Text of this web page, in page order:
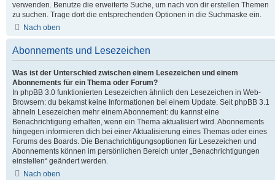
verwenden. Benutze die erweiterte Suche, um nach von dir erstellen Themen
zu suchen. Trage dort die entsprechenden Optionen in die Suchmaske ein.
Nach oben
Abonnements und Lesezeichen
Was ist der Unterschied zwischen einem Lesezeichen und einem
Abonnements für ein Thema oder Forum?
In phpBB 3.0 funktionierten Lesezeichen ähnlich den Lesezeichen in Web-
Browsern: du bekamst keine Informationen bei einem Update. Seit phpBB 3.1
ähneln Lesezeichen mehr einem Abonnement: du kannst eine
Benachrichtigung erhalten, wenn ein Thema aktualisiert wird. Abonnements
hingegen informieren dich bei einer Aktualisierung eines Themas oder eines
Forums des Boards. Die Benachrichtigungsoptionen für Lesezeichen und
Abonnements können im persönlichen Bereich unter „Benachrichtigungen
einstellen“ geändert werden.
Nach oben